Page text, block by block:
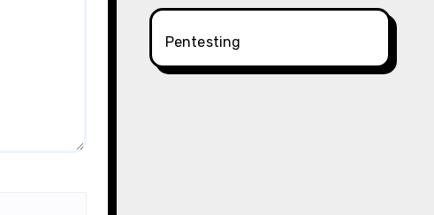
Pentesting